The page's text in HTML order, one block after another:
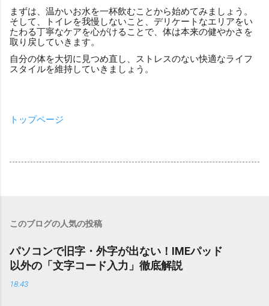
まずは、温かいお水を一杯飲むことから始めてみましょう。
そして、トイレを我慢しないこと、デリケートなエリアをい
たわる丁寧なケアを心がけることで、体は本来の健やかさを
取り戻していきます。
自分の体を大切に見つめ直し、ストレスのない快適なライフ
スタイルを維持していきましょう。
トップページ
このブログの人気の投稿
パソコンで旧字・外字が出ない！IMEパッド
以外の「文字コード入力」徹底解説
18:43